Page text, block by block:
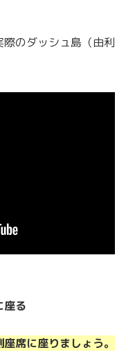
のダッシュ島（由利
座る
席に座りましょう。